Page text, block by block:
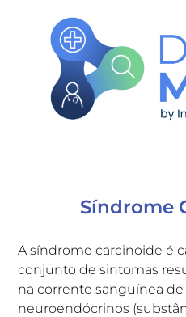
Síndrome
A síndrome carcinoide é
conjunto de sintomas
na corrente sanguínea
neuroendócrinos